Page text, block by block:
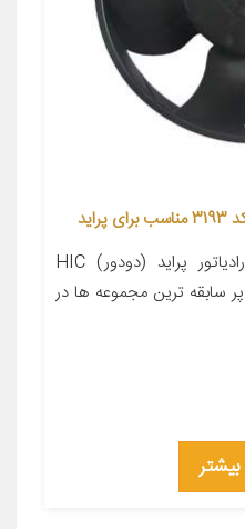
معرفی محصول پروانه فن رادیاتور پراید (دودور) HIC
پر سابقه ترین مجموعه ها در